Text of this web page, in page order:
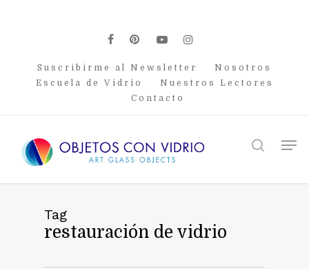
facebook
pinterest
youtubeinstagram
Suscribirme al Newsletter
Nosotros
Escuela de Vidrio
Nuestros Lectores
Contacto
search
Tag
restauración de vidrio